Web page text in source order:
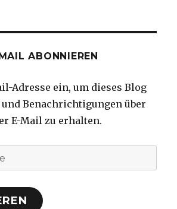
ABONNIEREN
Adresse ein, um dieses Blog
Benachrichtigungen über
E-Mail zu erhalten.